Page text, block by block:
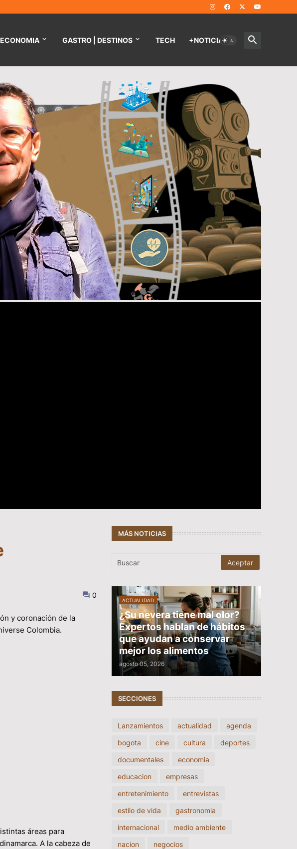
GASTRO | DESTINOS TECH +NOTICIAS
0
y coronación de la
Colombia.
áreas para
A la cabeza de
MÁS NOTICIAS
ACTUALIDAD
¿Su nevera tiene mal olor?
Expertos hablan de hábitos
que ayudan a conservar
mejor los alimentos
agosto 05, 2026
SECCIONES
Lanzamientos actualidad
agenda
bogota
cine cultura
deportes
documentales
economia
educacion
empresas
entretenimiento
entrevistas
estilo de vida
gastronomia
internacional
medio ambiente
nacion
negocios